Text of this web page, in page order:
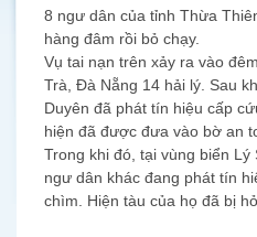
8 ngư dân của tỉnh Thừa
hàng đâm rồi bỏ chạy.
Vụ tai nạn trên xảy ra vào
Trà, Đà Nẵng 14 hải lý. Sau
Duyên đã phát tín hiệu cấp
hiện đã được đưa vào bờ an
Trong khi đó, tại vùng biển
ngư dân khác đang phát tín
chìm. Hiện tàu của họ đã bị